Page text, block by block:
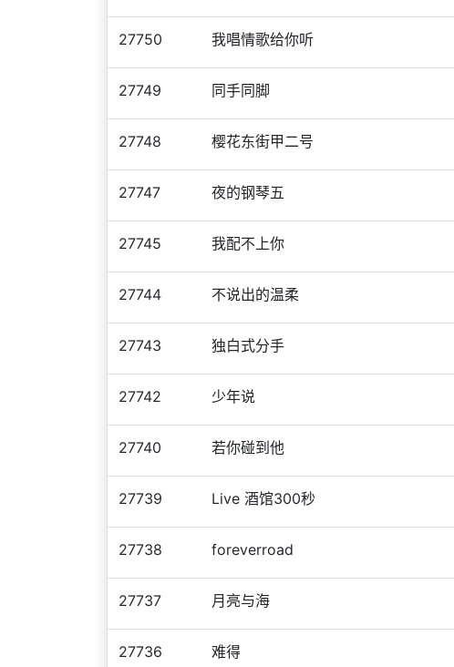
27750 我唱情歌给你听
27749 同手同脚
27748 樱花东街甲二号
27747 夜的钢琴五
27745 我配不上你
27744 不说出的温柔
27743 独白式分手
27742 少年说
27740 若你碰到他
27739 Live 酒馆300秒
27738 foreverroad
27737 月亮与海
27736 难得